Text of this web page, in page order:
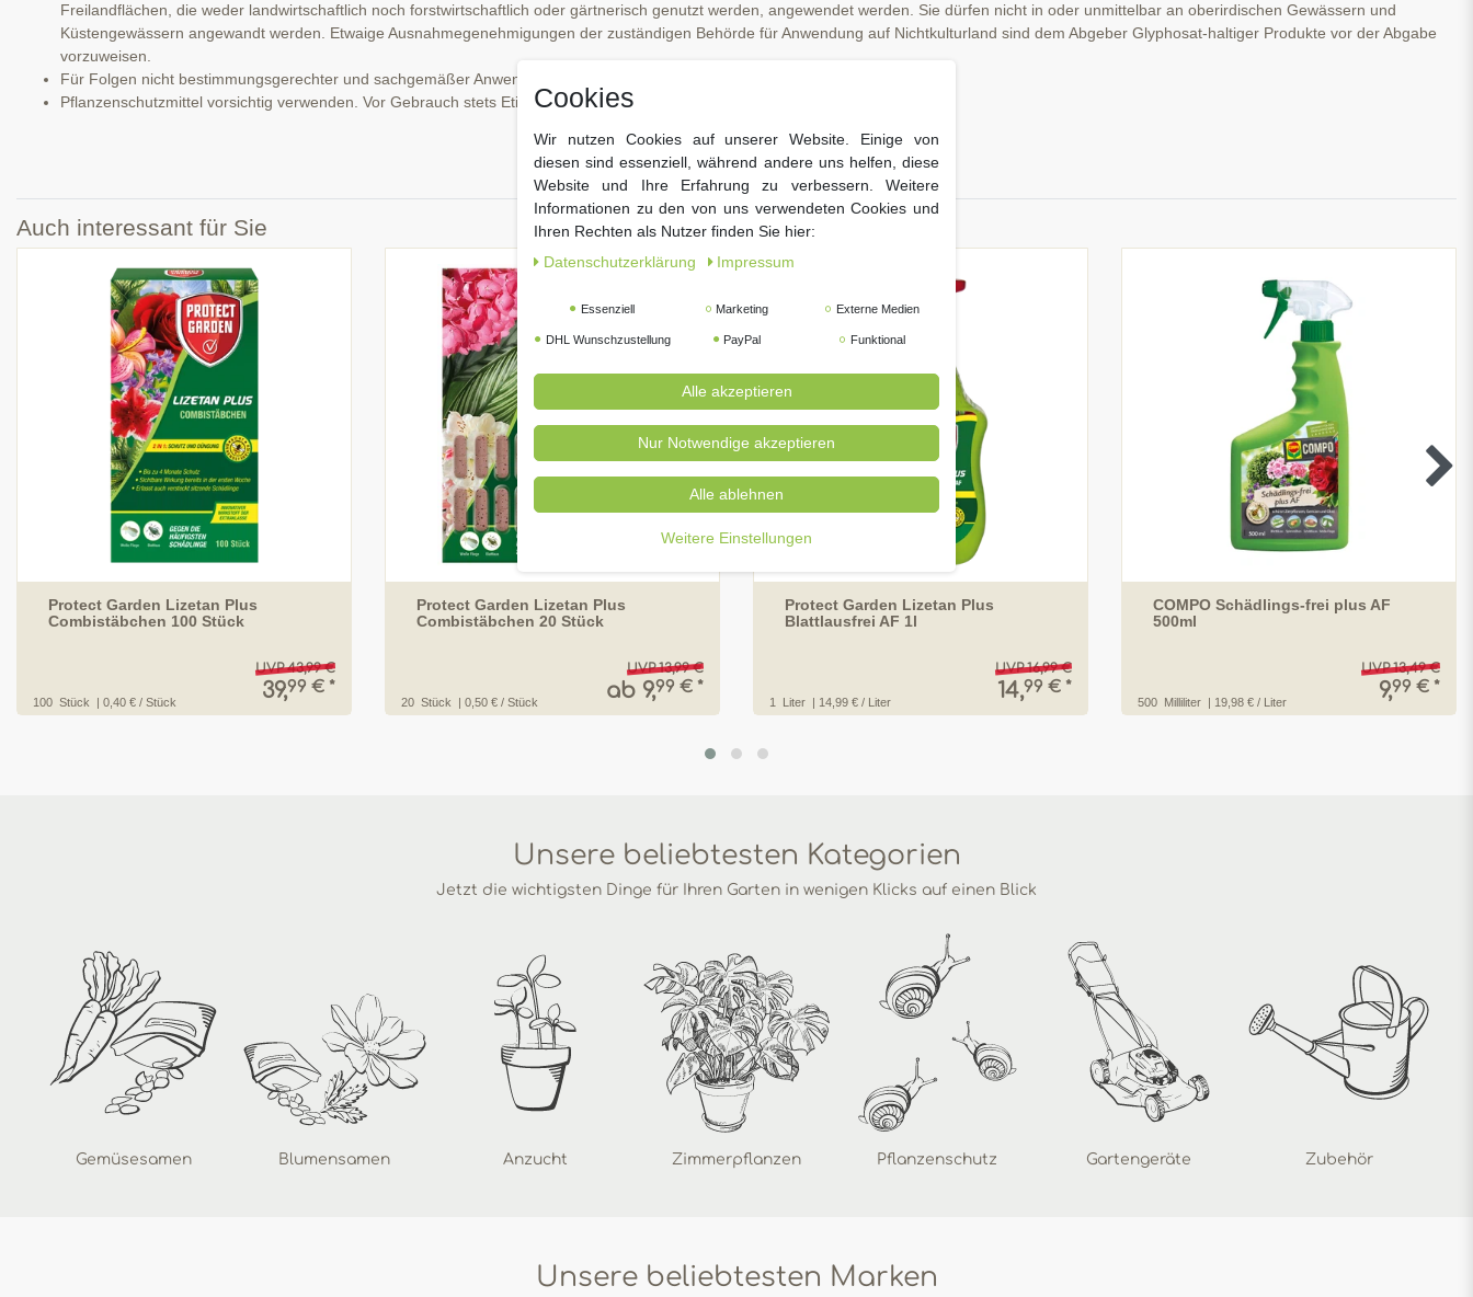
Freilandflächen, die weder landwirtschaftlich noch forstwirtschaftlich oder gärtnerisch genutzt werden, angewendet werden. Sie dürfen nicht in oder unmittelbar an oberirdischen Gewässern und
Küstengewässern angewandt werden. Etwaige Ausnahmegenehmigungen der zuständigen Behörde für Anwendung auf Nichtkulturland sind dem Abgeber Glyphosat-haltiger Produkte vor der Abgabe
vorzuweisen.
Für Folgen nicht bestimmungsgerechter und sachgemäßer Anwendung kann keine Haftung übernommen werden.
Pflanzenschutzmittel vorsichtig verwenden. Vor Gebrauch stets Etikett und Produktinformation lesen.
Auch interessant für Sie
Protect Garden Lizetan Plus
Combistäbchen 100 Stück
UVP 43,99 €
39,99 € *
100 Stück | 0,40 € / Stück
Protect Garden Lizetan Plus
Combistäbchen 20 Stück
UVP 13,99 €
ab 9,99 € *
20 Stück | 0,50 € / Stück
Protect Garden Lizetan Plus
Blattlausfrei AF 1l
UVP 16,99 €
14,99 € *
1 Liter | 14,99 € / Liter
COMPO Schädlings-frei plus AF
500ml
UVP 13,49 €
9,99 € *
500 Milliliter | 19,98 € / Liter
Unsere beliebtesten Kategorien
Jetzt die wichtigsten Dinge für Ihren Garten in wenigen Klicks auf einen Blick
Gemüsesamen Blumensamen Anzucht Zimmerpflanzen Pflanzenschutz Gartengeräte Zubehör
Unsere beliebtesten Marken
Cookies
Wir nutzen Cookies auf unserer Website. Einige von
diesen sind essenziell, während andere uns helfen, diese
Website und Ihre Erfahrung zu verbessern. Weitere
Informationen zu den von uns verwendeten Cookies und
Ihren Rechten als Nutzer finden Sie hier:
Daten­schutz­erklärung
Impressum
Essenziell Marketing Externe Medien
DHL Wunschzustellung PayPal Funktional
Alle akzeptieren
Nur Notwendige akzeptieren
Alle ablehnen
Weitere Einstellungen